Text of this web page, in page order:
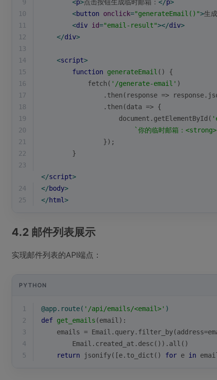
9
<p>点击按钮生成临时邮箱： </p>
10
<button onclick="generateEmail()">生
11
<div id="email-result"></div>
12
</div>
13
14
<script>
15
function generateEmail ( ) {
16
            fetch(
'/generate-email' )
17
                .then(
response =>
18
                .then(
data => {
19
document .getElementById(
20
`你的临时邮箱：<strong>
21
                });
22
        }
23
</script>
24
</body>
25
</html>
4.2 邮件列表展示
实现邮件列表的API端点：
PYTHON
1 @app.route( '/api/emails/<email>' )
2
def get_emails (email ):
3
emails =
4
        Email.created_at.desc()).
all ()
5
return jsonify([e.to_dict() for e in